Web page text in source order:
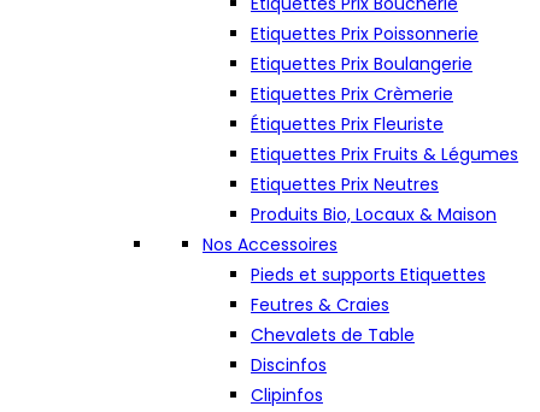
Etiquettes Prix Poissonnerie
Etiquettes Prix Boulangerie
Etiquettes Prix Crèmerie
Étiquettes Prix Fleuriste
Etiquettes Prix Fruits & Légumes
Etiquettes Prix Neutres
Produits Bio, Locaux & Maison
Nos Accessoires
Pieds et supports Etiquettes
Feutres & Craies
Chevalets de Table
Discinfos
Clipinfos